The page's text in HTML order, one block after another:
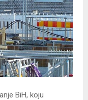
BiH, koju